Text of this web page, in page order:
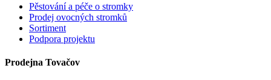
Pěstování a péče o stromky
Prodej ovocných stromků
Sortiment
Podpora projektu
Prodejna Tovačov